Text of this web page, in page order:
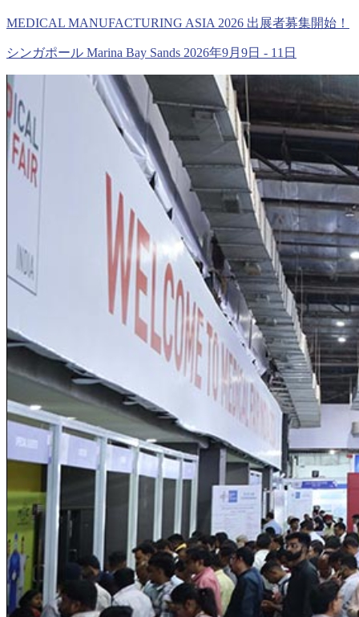
MEDICAL MANUFACTURING ASIA 2026 出展者募集開始！
シンガポール Marina Bay Sands 2026年9月9日 - 11日